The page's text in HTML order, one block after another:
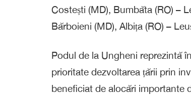
Costești (MD), Bumbăta (RO) –
Bărboieni (MD), Albița (RO) –
Podul de la Ungheni reprezintă
prioritate dezvoltarea țării prin
beneficiat de alocări importante